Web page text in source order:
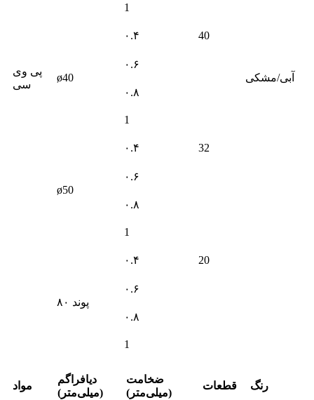
پی وی
سی
آبی/مشکی
1
ø40
۰.۴ 40
۰.۶
۰.۸
1
ø50
۰.۴ 32
۰.۶
۰.۸
1
۸۰ پوند
۰.۴ 20
۰.۶
۰.۸
1
مواد
دیافراگم
(میلی‌متر)
ضخامت
(میلی‌متر)
قطعات رنگ